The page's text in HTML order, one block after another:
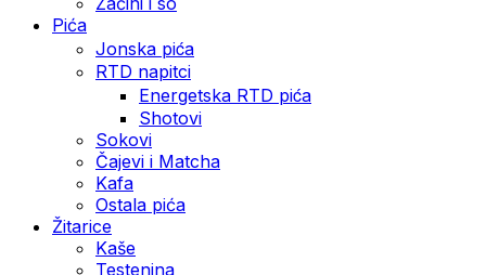
Pića
Jonska pića
RTD napitci
Energetska RTD pića
Shotovi
Sokovi
Čajevi i Matcha
Kafa
Ostala pića
Žitarice
Kaše
Testenina